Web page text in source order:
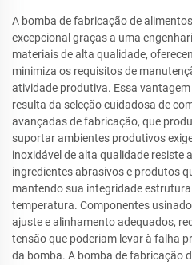
A bomba de fabricação de
excepcional graças a uma
materiais de alta qualidade,
minimiza os requisitos de
atividade produtiva. Essa
resulta da seleção cuidadosa de
avançadas de fabricação, que
suportar ambientes produtivos
inoxidável de alta qualidade resiste
ingredientes abrasivos e produtos
mantendo sua integridade
temperatura. Componentes
ajuste e alinhamento adequados,
tensão que poderiam levar à falha
da bomba. A bomba de fabricação